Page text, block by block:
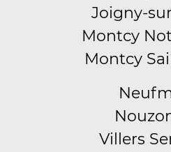
Joigny-
Montcy
Montcy
Villers